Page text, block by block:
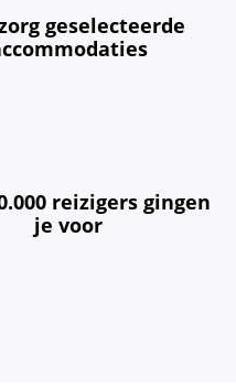
geselecteerde
reizigers gingen
je voor